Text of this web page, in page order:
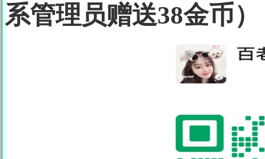
系管理员赠送38金币）